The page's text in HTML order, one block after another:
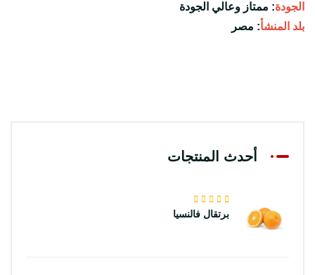
الجودة: ممتاز وعالي الجودة
بلد المنشأ: مصر
أحدث المنتجات
برتقال فالنسيا